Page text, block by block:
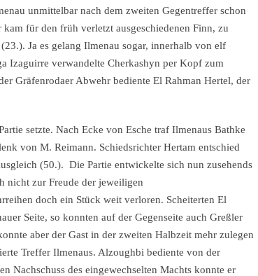
unmittelbar nach dem zweiten Gegentreffer schon
für den früh verletzt ausgeschiedenen Finn, zu
Ja es gelang Ilmenau sogar, innerhalb von elf
Izaguirre verwandelte Cherkashyn per Kopf zum
Gräfenrodaer Abwehr bediente El Rahman Hertel, der
setzte. Nach Ecke von Esche traf Ilmenaus Bathke
von M. Reimann. Schiedsrichter Hertam entschied
(50.). Die Partie entwickelte sich nun zusehends
nicht zur Freude der jeweiligen
doch ein Stück weit verloren. Scheiterten El
Seite, so konnten auf der Gegenseite auch Greßler
aber der Gast in der zweiten Halbzeit mehr zulegen
Treffer Ilmenaus. Alzoughbi bediente von der
Nachschuss des eingewechselten Machts konnte er